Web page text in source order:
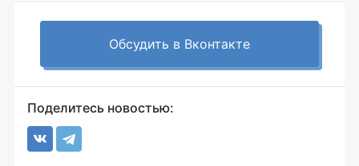
Обсудить в Вконтакте
Поделитесь новостью: